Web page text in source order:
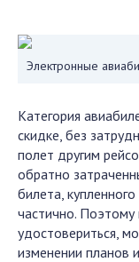
Электронные
Категория
скидке, без
полет другим
обратно
билета,
частично.
удостовериться,
изменении планов